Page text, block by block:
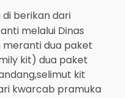
berikan dari
melalui Dinas
meranti dua paket
kit) dua paket
kit
kwarcab pramuka